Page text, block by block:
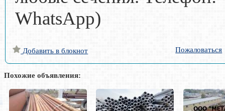
WhatsApp)
Добавить в блокнот Пожаловаться
Похожие объявления: